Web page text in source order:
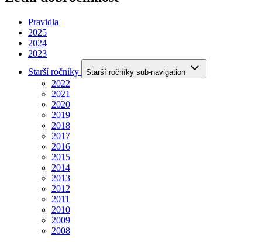
Pravidla
2025
2024
2023
Starší ročníky
Starší ročníky sub-navigation
2022
2021
2020
2019
2018
2017
2016
2015
2014
2013
2012
2011
2010
2009
2008